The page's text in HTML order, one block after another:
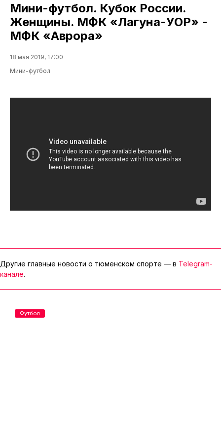
Мини-футбол. Кубок России.
Женщины. МФК «Лагуна-УОР» -
МФК «Аврора»
18 мая 2019, 17:00
Мини-футбол
Другие главные новости о тюменском спорте — в Telegram-
канале.
Футбол